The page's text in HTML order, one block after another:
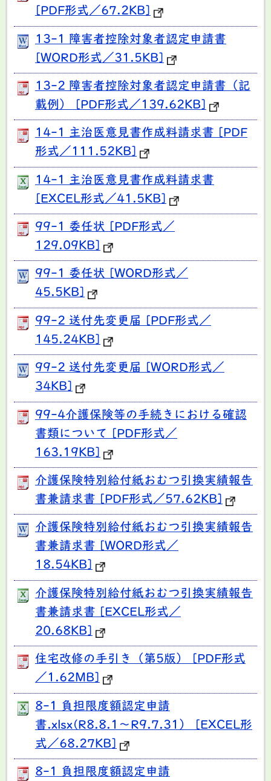
[PDF形式／67.2KB]
13-1 障害者控除対象者認定申請書
[WORD形式／31.5KB]
13-2 障害者控除対象者認定申請書（記
載例） [PDF形式／139.62KB]
14-1 主治医意見書作成料請求書 [PDF
形式／111.52KB]
14-1 主治医意見書作成料請求書
[EXCEL形式／41.5KB]
99-1 委任状 [PDF形式／
129.09KB]
99-1 委任状 [WORD形式／
45.5KB]
99-2 送付先変更届 [PDF形式／
145.24KB]
99-2 送付先変更届 [WORD形式／
34KB]
99-4介護保険等の手続きにおける確認
書類について [PDF形式／
163.19KB]
介護保険特別給付紙おむつ引換実績報告
書兼請求書 [PDF形式／57.62KB]
介護保険特別給付紙おむつ引換実績報告
書兼請求書 [WORD形式／
18.54KB]
介護保険特別給付紙おむつ引換実績報告
書兼請求書 [EXCEL形式／
20.68KB]
住宅改修の手引き（第5版） [PDF形式
／1.62MB]
8-1 負担限度額認定申請
書.xlsx(R8.8.1～R9.7.31） [EXCEL形
式／68.27KB]
8-1 負担限度額認定申請